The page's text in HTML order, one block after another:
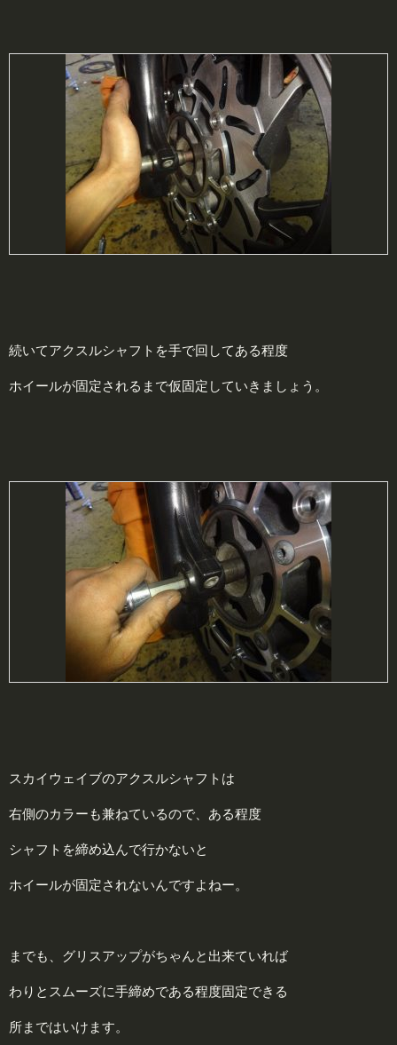
続いてアクスルシャフトを手で回してある程度
ホイールが固定されるまで仮固定していきましょう。
スカイウェイブのアクスルシャフトは
右側のカラーも兼ねているので、ある程度
シャフトを締め込んで行かないと
ホイールが固定されないんですよねー。
までも、グリスアップがちゃんと出来ていれば
わりとスムーズに手締めである程度固定できる
所まではいけます。